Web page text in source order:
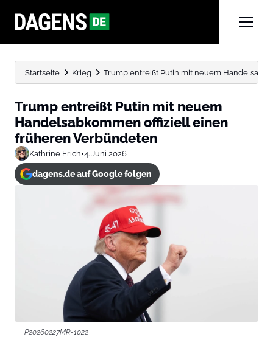
Startseite Krieg Trump entreißt Putin mit neuem
Trump entreißt Putin mit neuem
Handelsabkommen offiziell einen
früheren Verbündeten
Kathrine Frich•4. Juni 2026
dagens.de auf Google folgen
P20260227MR-1022